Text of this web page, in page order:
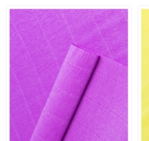
Особые условия
Минимальное количество
Количество в коробке
Единица измерения
ЦветНоменклатуры